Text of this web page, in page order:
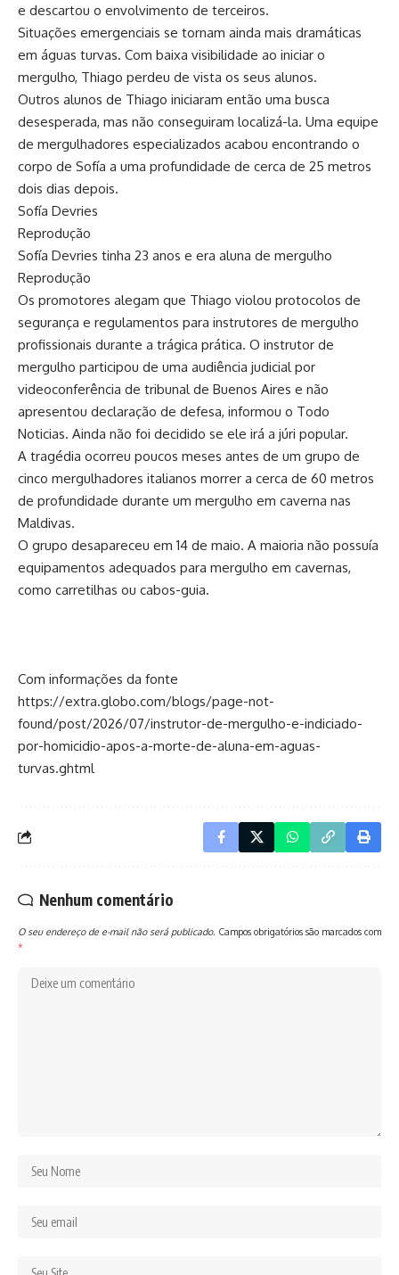
e descartou o envolvimento de terceiros.
Situações emergenciais se tornam ainda mais dramáticas
em águas turvas. Com baixa visibilidade ao iniciar o
mergulho, Thiago perdeu de vista os seus alunos.
Outros alunos de Thiago iniciaram então uma busca
desesperada, mas não conseguiram localizá-la. Uma equipe
de mergulhadores especializados acabou encontrando o
corpo de Sofía a uma profundidade de cerca de 25 metros
dois dias depois.
Sofía Devries
Reprodução
Sofía Devries tinha 23 anos e era aluna de mergulho
Reprodução
Os promotores alegam que Thiago violou protocolos de
segurança e regulamentos para instrutores de mergulho
profissionais durante a trágica prática. O instrutor de
mergulho participou de uma audiência judicial por
videoconferência de tribunal de Buenos Aires e não
apresentou declaração de defesa, informou o Todo
Noticias. Ainda não foi decidido se ele irá a júri popular.
A tragédia ocorreu poucos meses antes de um grupo de
cinco mergulhadores italianos morrer a cerca de 60 metros
de profundidade durante um mergulho em caverna nas
Maldivas.
O grupo desapareceu em 14 de maio. A maioria não possuía
equipamentos adequados para mergulho em cavernas,
como carretilhas ou cabos-guia.
Com informações da fonte
https://extra.globo.com/blogs/page-not-
found/post/2026/07/instrutor-de-mergulho-e-indiciado-
por-homicidio-apos-a-morte-de-aluna-em-aguas-
turvas.ghtml
Nenhum comentário
O seu endereço de e-mail não será publicado. Campos obrigatórios são marcados com
*